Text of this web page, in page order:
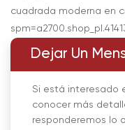
cuadrada moderna en
Dejar Un
Si está interesado
conocer más
responderemos lo